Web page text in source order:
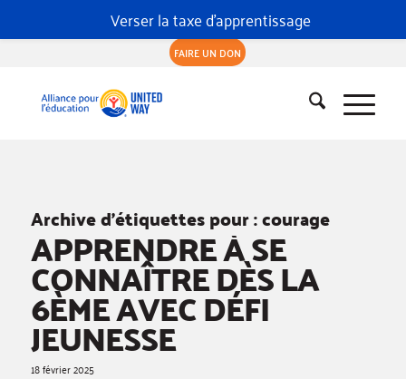
FAIRE UN DON
Archive d’étiquettes pour :courage
APPRENDRE À SE
CONNAÎTRE DÈS LA
6ÈME AVEC DÉFI
JEUNESSE
18 février 2025
Verser la taxe d'apprentissage